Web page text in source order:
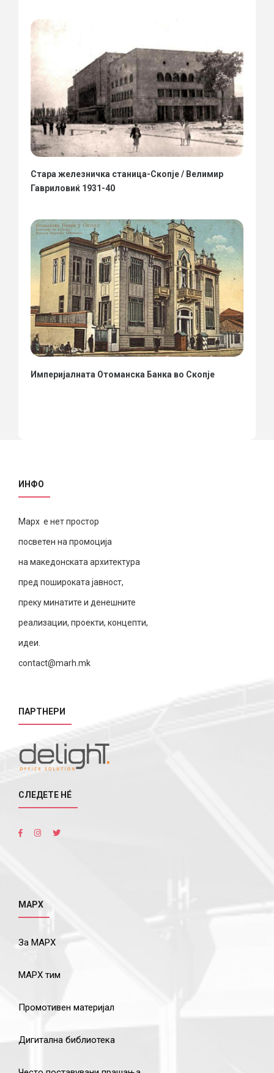
Стара железничка станица-Скопје / Велимир
Гавриловиќ 1931-40
Империјалната Отоманска Банка во Скопје
ИНФО
Марх е нет простор
посветен на промоција
на македонската архитектура
пред пошироката јавност,
преку минатите и денешните
реализации, проекти, концепти,
идеи.
contact@marh.mk
ПАРТНЕРИ
СЛЕДЕТЕ НÉ
МАРХ
За МАРХ
МАРХ тим
Промотивен материјал
Дигитална библиотека